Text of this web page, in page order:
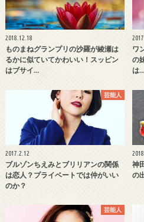
2018.12.18
ものまねグランプリの沙羅が綾瀬は
るかに似ていてかわいい！スッピン
はブサイ…
ワ
の
は…
芸能人
2017.2.12
ブルゾンちえみとブリリアンの関係
は恋人？プライベートでは仲がいい
のか？
神
の
芸能人